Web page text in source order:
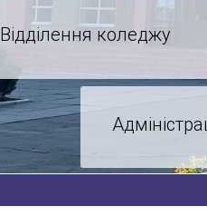
Відділення коледжу